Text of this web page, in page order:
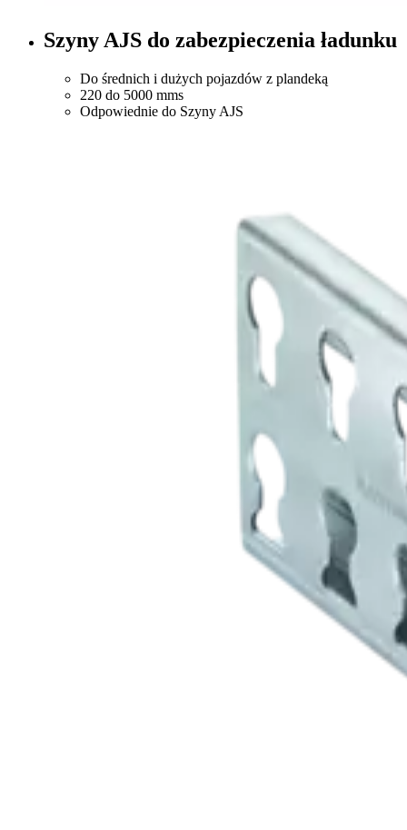
Szyny AJS do zabezpieczenia ładunku
Do średnich i dużych pojazdów z plandeką
220 do 5000 mms
Odpowiednie do Szyny AJS